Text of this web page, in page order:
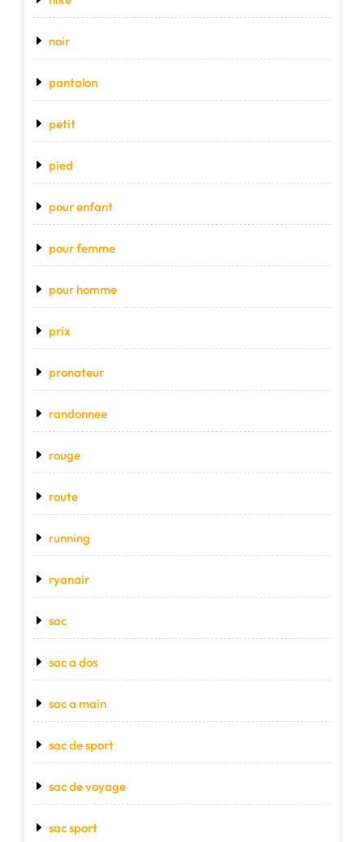
noir
pantalon
petit
pied
pour enfant
pour femme
pour homme
prix
pronateur
randonnee
rouge
route
running
ryanair
sac
sac a dos
sac a main
sac de sport
sac de voyage
sac sport